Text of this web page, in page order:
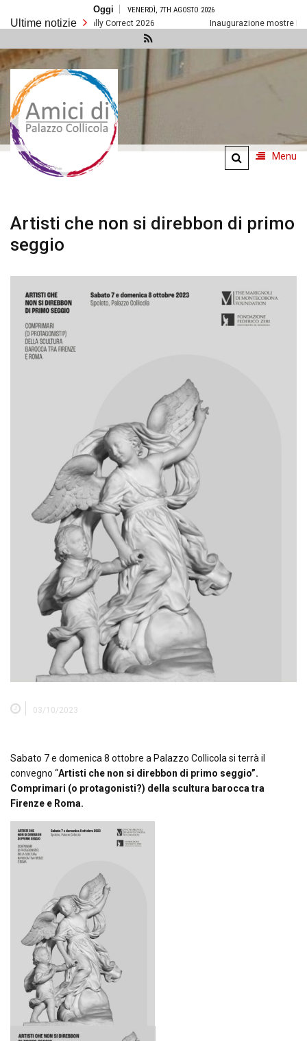
contenuto
Oggi VENERDÌ, 7TH AGOSTO 2026
Ultime notizieSocially Correct 2026 Inaugurazione mostre
Amici di
Palazzo
Collicola
Menu
Artisti che non si direbbon di primo
seggio
03/10/2023
Sabato 7 e domenica 8 ottobre a Palazzo Collicola si terrà il
convegno “Artisti che non si direbbon di primo seggio”.
Comprimari (o protagonisti?) della scultura barocca tra
Firenze e Roma.